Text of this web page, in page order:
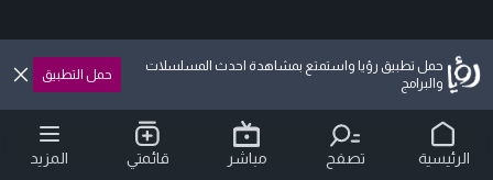
حمل تطبيق رؤيا واستمتع بمشاهدة احدث المسلسلات
والبرامج
حمل التطبيق
الرئيسية تصفح مباشر قائمتي المزيد